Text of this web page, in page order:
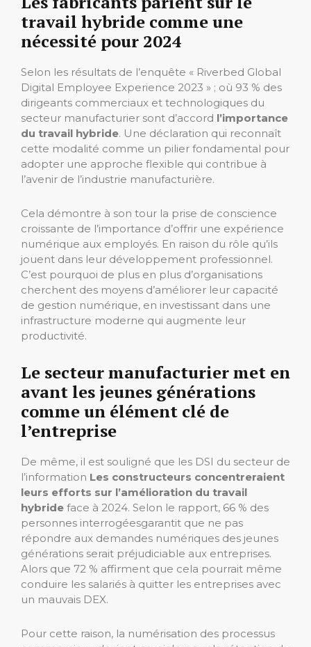
travail hybride comme une
nécessité pour 2024
Selon les résultats de l’enquête « Riverbed Global
Digital Employee Experience 2023 » ; où 93 % des
dirigeants commerciaux et technologiques du
secteur manufacturier sont d’accord l’importance
du travail hybride. Une déclaration qui reconnaît
cette modalité comme un pilier fondamental pour
adopter une approche flexible qui contribue à
l’avenir de l’industrie manufacturière.
Cela démontre à son tour la prise de conscience
croissante de l’importance d’offrir une expérience
numérique aux employés. En raison du rôle qu’ils
jouent dans leur développement professionnel.
C’est pourquoi de plus en plus d’organisations
cherchent des moyens d’améliorer leur capacité
de gestion numérique, en investissant dans une
infrastructure moderne qui augmente leur
productivité.
Le secteur manufacturier met en
avant les jeunes générations
comme un élément clé de
l’entreprise
De même, il est souligné que les DSI du secteur de
l’information Les constructeurs concentreraient
leurs efforts sur l’amélioration du travail
hybride face à 2024. Selon le rapport, 66 % des
personnes interrogéesgarantit que ne pas
répondre aux demandes numériques des jeunes
générations serait préjudiciable aux entreprises.
Alors que 72 % affirment que cela pourrait même
conduire les salariés à quitter les entreprises avec
un mauvais DEX.
Pour cette raison, la numérisation des processus